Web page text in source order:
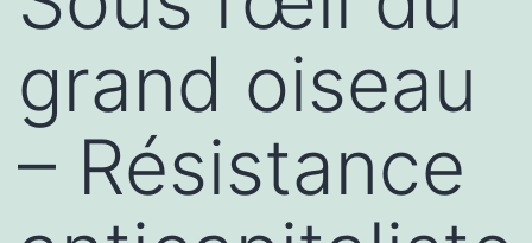
grand oiseau
– Résistance